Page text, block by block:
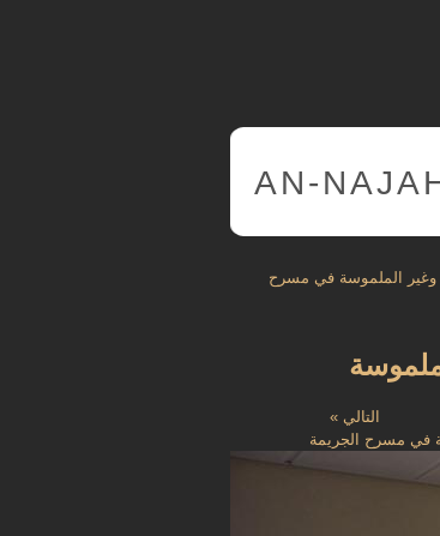
AN-
وغير الملموسة في مسرح
التالي »
في مسرح الجريمة